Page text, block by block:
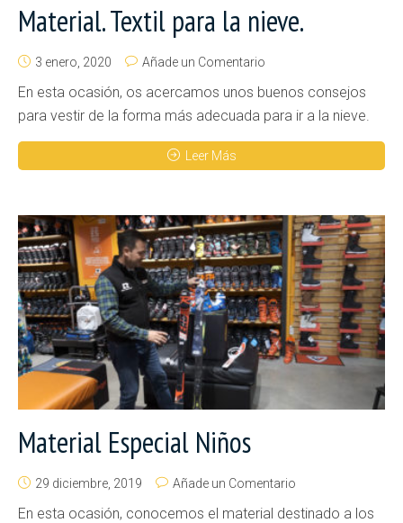
Material. Textil para la nieve.
3 enero, 2020 Añade un Comentario
En esta ocasión, os acercamos unos buenos consejos
para vestir de la forma más adecuada para ir a la nieve.
Leer Más
Material Especial Niños
29 diciembre, 2019 Añade un Comentario
En esta ocasión, conocemos el material destinado a los